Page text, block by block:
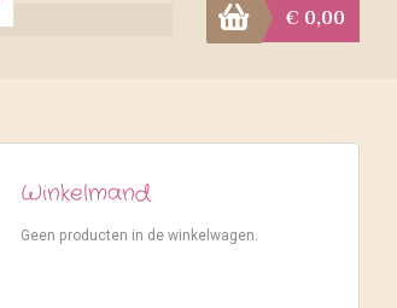
€ 0,00
Winkelmand
Geen producten in de winkelwagen.